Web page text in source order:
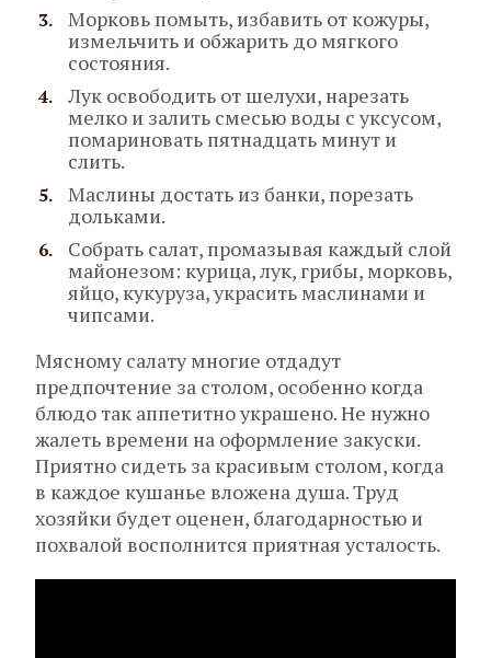
Морковь помыть, избавить от кожуры,
измельчить и обжарить до мягкого
состояния.
Лук освободить от шелухи, нарезать
мелко и залить смесью воды с уксусом,
помариновать пятнадцать минут и
слить.
Маслины достать из банки, порезать
дольками.
Собрать салат, промазывая каждый слой
майонезом: курица, лук, грибы, морковь,
яйцо, кукуруза, украсить маслинами и
чипсами.
Мясному салату многие отдадут
предпочтение за столом, особенно когда
блюдо так аппетитно украшено. Не нужно
жалеть времени на оформление закуски.
Приятно сидеть за красивым столом, когда
в каждое кушанье вложена душа. Труд
хозяйки будет оценен, благодарностью и
похвалой восполнится приятная усталость.